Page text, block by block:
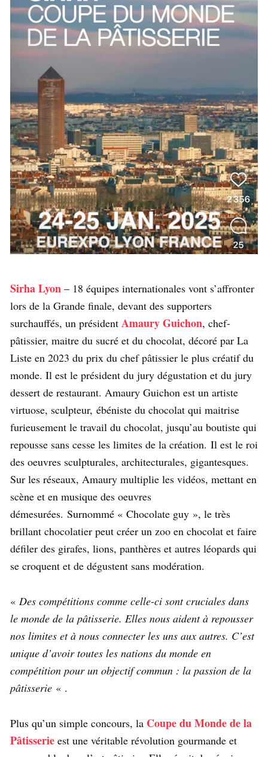
Sirha Lyon – 18 équipes internationales vont s’affronter
lors de la Grande finale, devant des supporters
surchauffés, un président Amaury Guichon, chef-
pâtissier, maitre du sucré et du chocolat, décoré par La
Liste en 2023 du prix du chef pâtissier le plus créatif du
monde. Il est le président du jury dégustation et du jury
dessert de restaurant. Amaury Guichon est un artiste
virtuose, sculpteur, ébéniste du chocolat qui maitrise
furieusement le travail du chocolat, jusqu’au boutiste qui
repousse sans cesse les limites de la création. Il est le roi
des oeuvres sculpturales, architecturales, gigantesques.
Sur les réseaux, Amaury multiplie les vidéos, mettant en
scène et en musique des oeuvres
démesurées. Surnommé « Chocolate guy », le très
brillant chocolatier peut créer un zoo en chocolat et faire
défiler des girafes, lions, panthères et autres léopards qui
se croquent et de dégustent sans modération.
« Des compétitions comme celle-ci sont cruciales dans
le monde de la pâtisserie. Elles nous aident à repousser
nos limites et à nous connecter les uns aux autres. C’est
unique d’avoir toutes les nations du monde en
compétition pour un objectif commun : la passion de la
pâtisserie « .
Plus qu’un simple concours, la Coupe du Monde de la
Pâtisserie est une véritable révolution gourmande et